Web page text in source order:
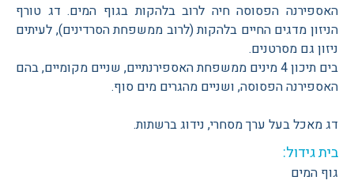
האספירנה הפסוסה חיה לרוב בלהקות בגוף המים. דג טורף
הניזון מדגים החיים בלהקות (לרוב ממשפחת הסרדינים), לעיתים
ניזון גם מסרטנים.
בים תיכון 4 מינים ממשפחת האספירנתיים, שניים מקומיים, בהם
האספירנה הפסוסה, ושניים מהגרים מים סוף.
דג מאכל בעל ערך מסחרי, נידוג ברשתות.
בית גידול:
גוף המים